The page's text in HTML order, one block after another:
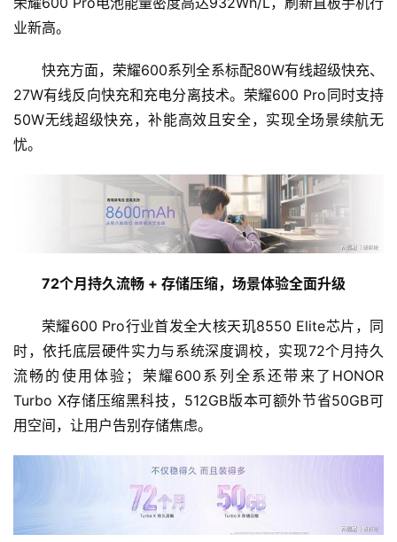
业新高。
快充方面，荣耀600系列全系标配80W有线超级快充、
27W有线反向快充和充电分离技术。荣耀600 Pro同时支持
50W无线超级快充，补能高效且安全，实现全场景续航无
忧。
72个月持久流畅 + 存储压缩，场景体验全面升级
荣耀600 Pro行业首发全大核天玑8550 Elite芯片，同
时，依托底层硬件实力与系统深度调校，实现72个月持久
流畅的使用体验；荣耀600系列全系还带来了HONOR
Turbo X存储压缩黑科技，512GB版本可额外节省50GB可
用空间，让用户告别存储焦虑。